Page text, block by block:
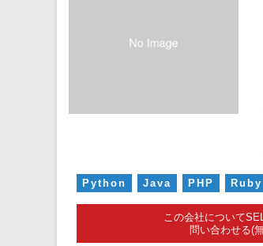
Python Java PHP Ruby
この会社について
問い合わせる(